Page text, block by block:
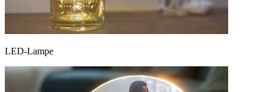
LED-Lampe